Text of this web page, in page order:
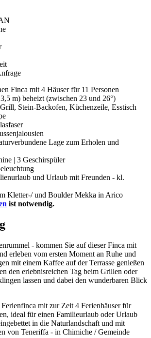
Finca mit 4 Häuser für 11 Personen
m) beheizt (zwischen 23 und 26°)
Stein-Backofen, Küchenzeile, Esstisch
Lage zum Erholen und
| 3 Geschirspüler
und Urlaub mit Freunden - kl.
Kletter-/ und Boulder Mekka in Arico
ist notwendig.
- kommen Sie auf dieser Finca mit
erleben vom ersten Moment an Ruhe und
mit einem Kaffee auf der Terrasse genießen
den erlebnisreichen Tag beim Grillen oder
lassen und dabei den wunderbaren Blick
mit zur Zeit 4 Ferienhäuser für
ideal für einen Familieurlaub oder Urlaub
in die Naturlandschaft und mit
von Teneriffa - in Chimiche / Gemeinde